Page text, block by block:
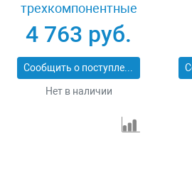
трехкомпонентные
рукоятки Gross 17586
4 763 руб.
Сообщить о поступлении
Нет в наличии